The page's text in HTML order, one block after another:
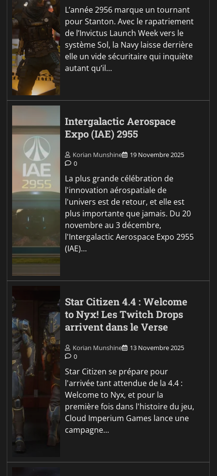
L’année 2956 marque un tournant
pour Stanton. Avec le rapatriement
de l’Invictus Launch Week vers le
système Sol, la Navy laisse derrière
elle un vide sécuritaire qui inquiète
autant qu’il…
Intergalactic Aerospace
Expo (IAE) 2955
Korian Munshine
19 Novembre 2025
0
La plus grande célébration de
l'innovation aérospatiale de
l'univers est de retour, et elle est
plus importante que jamais. Du 20
novembre au 3 décembre,
l'Intergalactic Aerospace Expo 2955
(IAE)…
Star Citizen 4.4 : Welcome
to Nyx! Les Twitch Drops
arrivent dans le Verse
Korian Munshine
13 Novembre 2025
0
Star Citizen se prépare pour
l'arrivée tant attendue de la 4.4 :
Welcome to Nyx, et pour la
première fois dans l'histoire du jeu,
Cloud Imperium Games lance une
campagne…